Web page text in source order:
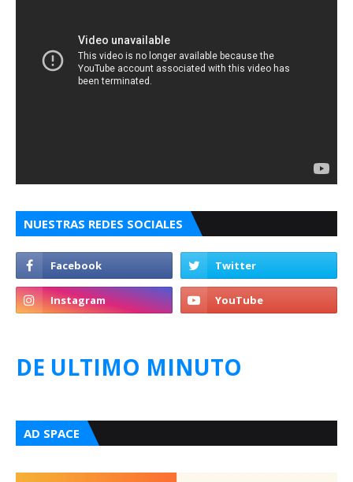
NUESTRAS REDES SOCIALES
DE ULTIMO MINUTO
AD SPACE